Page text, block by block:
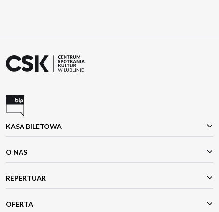
KASA BILETOWA
O NAS
REPERTUAR
OFERTA